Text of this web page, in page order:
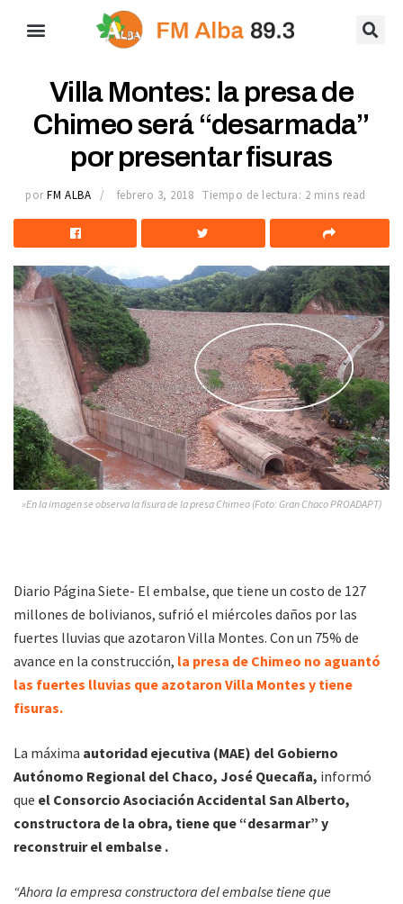
Villa Montes: la presa de
Chimeo será “desarmada”
por presentar fisuras
por FM ALBA febrero 3, 2018 Tiempo de lectura: 2 mins read
»En la imagen se observa la fisura de la presa Chimeo (Foto: Gran Chaco PROADAPT)
Diario Página Siete- El embalse, que tiene un costo de 127
millones de bolivianos, sufrió el miércoles daños por las
fuertes lluvias que azotaron Villa Montes. Con un 75% de
avance en la construcción, la presa de Chimeo no aguantó
las fuertes lluvias que azotaron Villa Montes y tiene
fisuras.
La máxima autoridad ejecutiva (MAE) del Gobierno
Autónomo Regional del Chaco, José Quecaña, informó
que el Consorcio Asociación Accidental San Alberto,
constructora de la obra, tiene que “desarmar” y
reconstruir el embalse .
“Ahora la empresa constructora del embalse tiene que